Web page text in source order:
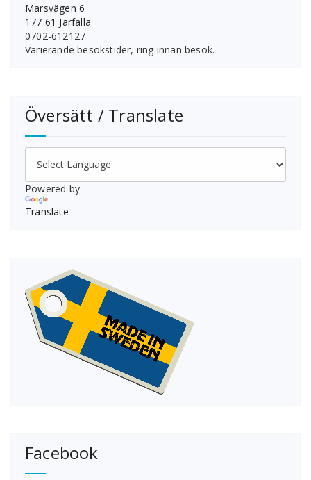
Marsvägen 6
177 61 Järfälla
0702-612127
Varierande besökstider, ring innan besök.
Översätt / Translate
Powered by
Translate
Facebook